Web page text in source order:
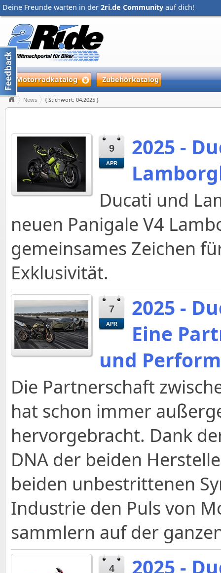
Deine Freunde warten in der 2ri.de Community auf dich!
Motorradkatalog Zubehörkatalog
News { Stichwort: 04.2025 }
9
APR
2025 -
Ducati und
neuen Panigale V4
gemeinsames Zeichen
Exklusivität.
7
APR
2025 -
Eine
und
Die Partnerschaft
hat schon immer
hervorgebracht. Dank
DNA der beiden
beiden unbestrittenen
Industrie den Puls von
sammlern auf der
4
2025 -